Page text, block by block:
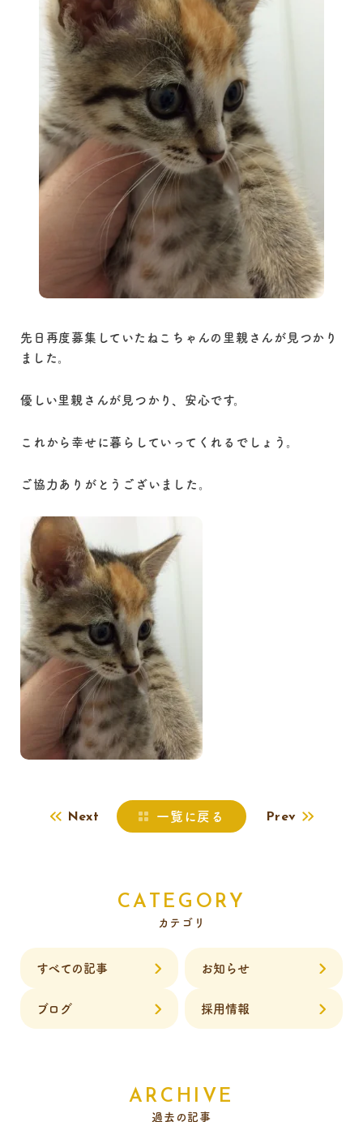
先日再度募集していたねこちゃんの里親さんが見つかり
ました。
優しい里親さんが見つかり、安心です。
これから幸せに暮らしていってくれるでしょう。
ご協力ありがとうございました。
Next 一覧に戻る Prev
CATEGORY
カテゴリ
すべての記事 お知らせ
ブログ 採用情報
ARCHIVE
過去の記事